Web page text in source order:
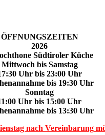
ÖFFNUNGSZEITEN
2026
Südtiroler Küche
Mittwoch bis Samstag
Uhr bis 23:00 Uhr
bis 19:30 Uhr
Sonntag
Uhr bis 15:00 Uhr
bis 13:30 Uhr
nach Vereinbarung